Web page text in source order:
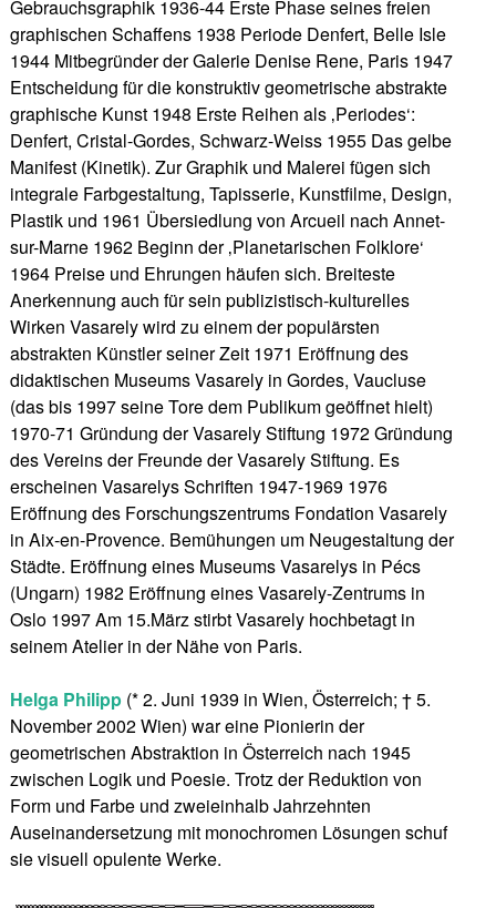
Gebrauchsgraphik 1936-44 Erste Phase seines freien
graphischen Schaffens 1938 Periode Denfert, Belle Isle
1944 Mitbegründer der Galerie Denise Rene, Paris 1947
Entscheidung für die konstruktiv geometrische abstrakte
graphische Kunst 1948 Erste Reihen als ‚Periodes‘:
Denfert, Cristal-Gordes, Schwarz-Weiss 1955 Das gelbe
Manifest (Kinetik). Zur Graphik und Malerei fügen sich
integrale Farbgestaltung, Tapisserie, Kunstfilme, Design,
Plastik und 1961 Übersiedlung von Arcueil nach Annet-
sur-Marne 1962 Beginn der ‚Planetarischen Folklore‘
1964 Preise und Ehrungen häufen sich. Breiteste
Anerkennung auch für sein publizistisch-kulturelles
Wirken Vasarely wird zu einem der populärsten
abstrakten Künstler seiner Zeit 1971 Eröffnung des
didaktischen Museums Vasarely in Gordes, Vaucluse
(das bis 1997 seine Tore dem Publikum geöffnet hielt)
1970-71 Gründung der Vasarely Stiftung 1972 Gründung
des Vereins der Freunde der Vasarely Stiftung. Es
erscheinen Vasarelys Schriften 1947-1969 1976
Eröffnung des Forschungszentrums Fondation Vasarely
in Aix-en-Provence. Bemühungen um Neugestaltung der
Städte. Eröffnung eines Museums Vasarelys in Pécs
(Ungarn) 1982 Eröffnung eines Vasarely-Zentrums in
Oslo 1997 Am 15.März stirbt Vasarely hochbetagt in
seinem Atelier in der Nähe von Paris.
Helga Philipp(* 2. Juni 1939 in Wien, Österreich; † 5.
November 2002 Wien) war eine Pionierin der
geometrischen Abstraktion in Österreich nach 1945
zwischen Logik und Poesie. Trotz der Reduktion von
Form und Farbe und zweieinhalb Jahrzehnten
Auseinandersetzung mit monochromen Lösungen schuf
sie visuell opulente Werke.